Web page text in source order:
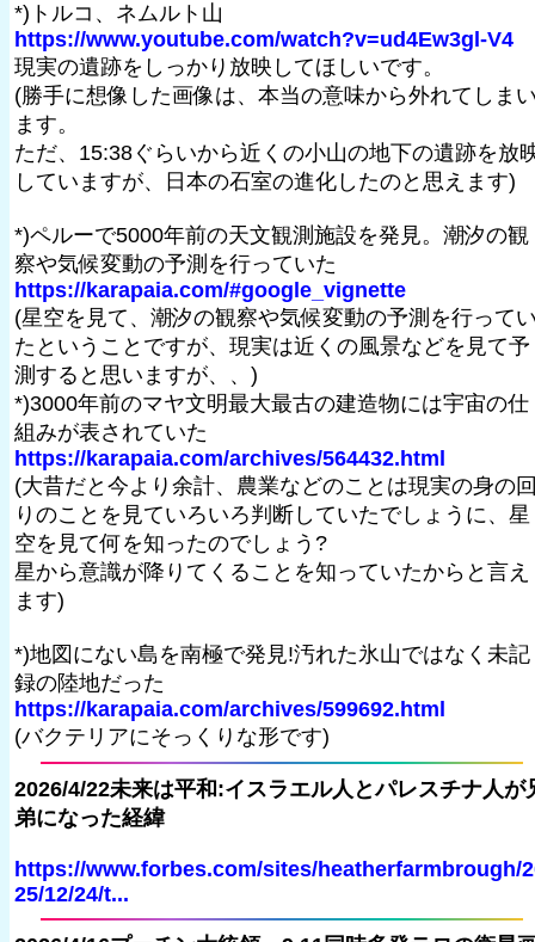
*)トルコ、ネムルト山
https://www.youtube.com/watch?v=ud4Ew3gl-V4
現実の遺跡をしっかり放映してほしいです。
(勝手に想像した画像は、本当の意味から外れてしま
ます。
ただ、15:38ぐらいから近くの小山の地下の遺跡を放
していますが、日本の石室の進化したのと思えます)
*)ペルーで5000年前の天文観測施設を発見。潮汐の観
察や気候変動の予測を行っていた
https://karapaia.com/#google_vignette
(星空を見て、潮汐の観察や気候変動の予測を行って
たということですが、現実は近くの風景などを見て予
測すると思いますが、、)
*)3000年前のマヤ文明最大最古の建造物には宇宙の仕
組みが表されていた
https://karapaia.com/archives/564432.html
(大昔だと今より余計、農業などのことは現実の身の
りのことを見ていろいろ判断していたでしょうに、星
空を見て何を知ったのでしょう?
星から意識が降りてくることを知っていたからと言え
ます)
*)地図にない島を南極で発見!汚れた氷山ではなく未記
録の陸地だった
https://karapaia.com/archives/599692.html
(バクテリアにそっくりな形です)
2026/4/22未来は平和:イスラエル人とパレスチナ人が
弟になった経緯
https://www.forbes.com/sites/heatherfarmbrough/
25/12/24/t...